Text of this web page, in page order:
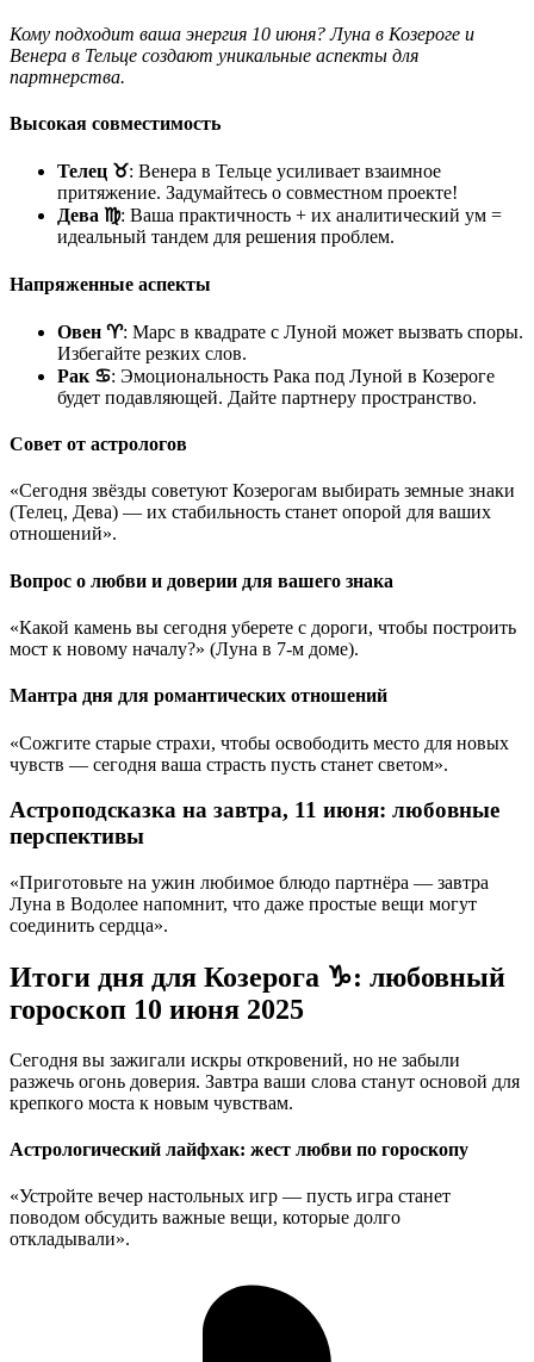
Кому подходит ваша энергия 10 июня? Луна в Козероге и
Венера в Тельце создают уникальные аспекты для
партнерства.
Высокая совместимость
Телец ♉: Венера в Тельце усиливает взаимное
притяжение. Задумайтесь о совместном проекте!
Дева ♍: Ваша практичность + их аналитический ум =
идеальный тандем для решения проблем.
Напряженные аспекты
Овен ♈: Марс в квадрате с Луной может вызвать споры.
Избегайте резких слов.
Рак ♋: Эмоциональность Рака под Луной в Козероге
будет подавляющей. Дайте партнеру пространство.
Совет от астрологов
«Сегодня звёзды советуют Козерогам выбирать земные знаки
(Телец, Дева) — их стабильность станет опорой для ваших
отношений».
Вопрос о любви и доверии для вашего знака
«Какой камень вы сегодня уберете с дороги, чтобы построить
мост к новому началу?» (Луна в 7-м доме).
Мантра дня для романтических отношений
«Сожгите старые страхи, чтобы освободить место для новых
чувств — сегодня ваша страсть пусть станет светом».
Астроподсказка на завтра, 11 июня: любовные
перспективы
«Приготовьте на ужин любимое блюдо партнёра — завтра
Луна в Водолее напомнит, что даже простые вещи могут
соединить сердца».
Итоги дня для Козерога ♑: любовный
гороскоп 10 июня 2025
Сегодня вы зажигали искры откровений, но не забыли
разжечь огонь доверия. Завтра ваши слова станут основой для
крепкого моста к новым чувствам.
Астрологический лайфхак: жест любви по гороскопу
«Устройте вечер настольных игр — пусть игра станет
поводом обсудить важные вещи, которые долго
откладывали».